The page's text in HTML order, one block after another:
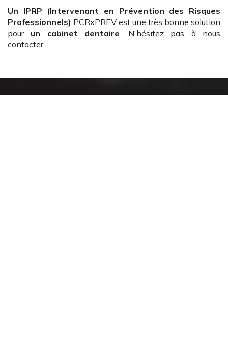
Un IPRP (Intervenant en Prévention des Risques
Professionnels) PCRxPREV est une très bonne solution
pour un cabinet dentaire . N'hésitez pas à nous
contacter.